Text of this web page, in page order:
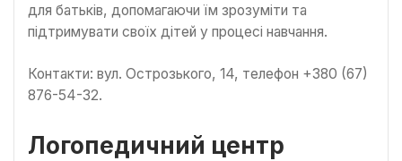
для батьків, допомагаючи їм зрозуміти та
підтримувати своїх дітей у процесі навчання.
Контакти: вул. Острозького, 14, телефон +380 (67)
876-54-32.
Логопедичний центр